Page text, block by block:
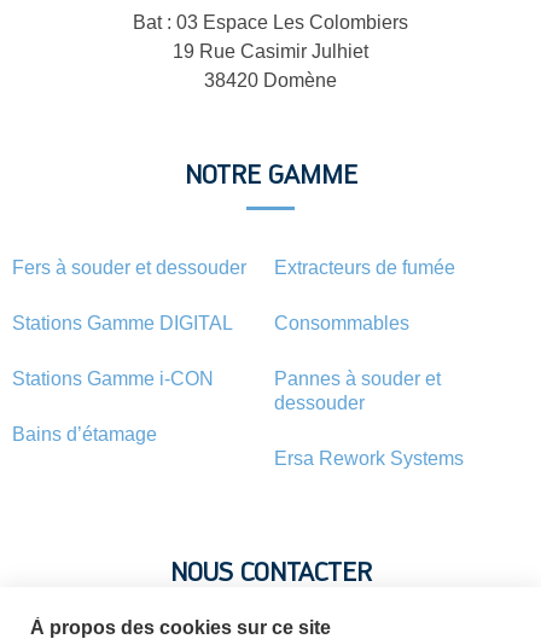
Bat : 03 Espace Les Colombiers
19 Rue Casimir Julhiet
38420 Domène
NOTRE GAMME
Fers à souder et dessouder
Stations Gamme DIGITAL
Stations Gamme i-CON
Bains d’étamage
Extracteurs de fumée
Consommables
Pannes à souder et
dessouder
Ersa Rework Systems
NOUS CONTACTER
À propos des cookies sur ce site